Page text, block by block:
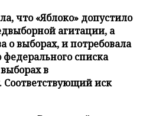
что «Яблоко» допустило
агитации, а
о выборах, и потребовала
списка
в
Соответствующий иск